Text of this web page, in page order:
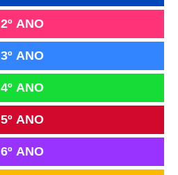
2º ANO
3º ANO
4º ANO
5º ANO
6º ANO